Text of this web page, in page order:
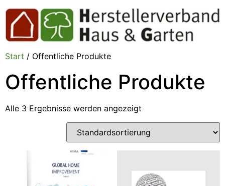
Start / Offentliche Produkte
Offentliche Produkte
Alle 3 Ergebnisse werden angezeigt